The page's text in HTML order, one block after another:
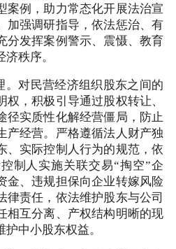
案例，助力常态化开展法治宣
加强调研指导，依法惩治、有
分发挥案例警示、震慑、教育
秩序。
对民营经济组织股东之间的
，积极引导通过股权转让、
径实质性化解经营僵局，防止
产经营。严格遵循法人财产独
、实际控制人行为的规范，依
制人实施关联交易“掏空”企
金、违规担保向企业转嫁风险
律责任，依法维护股东与公司
相互分离、产权结构明晰的现
中小股东权益。